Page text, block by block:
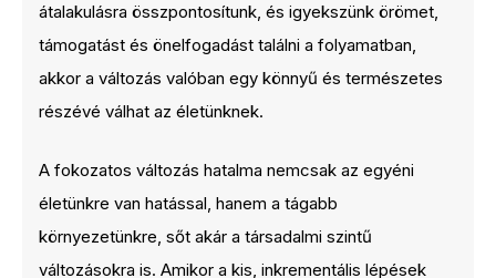
átalakulásra összpontosítunk, és igyekszünk örömet,
támogatást és önelfogadást találni a folyamatban,
akkor a változás valóban egy könnyű és természetes
részévé válhat az életünknek.
A fokozatos változás hatalma nemcsak az egyéni
életünkre van hatással, hanem a tágabb
környezetünkre, sőt akár a társadalmi szintű
változásokra is. Amikor a kis, inkrementális lépések